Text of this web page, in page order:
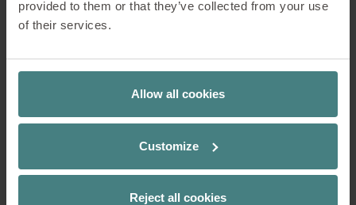
provided to them or that they’ve collected from your use
of their services.
Allow all cookies
Customize
Reject all cookies
Les recyclats : comment les déchets sont
précieuses et transforment l’industrie de
réduit l’empreinte écologique de ses produits en
utilisant du feutre PET fabriqué à partir de
EN SAVOIR PLUS